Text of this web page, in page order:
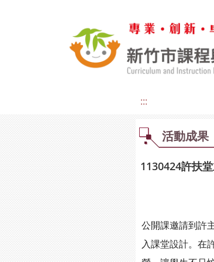
:::
活動成果
1130424許扶
公開課邀請到許
入課堂設計。在